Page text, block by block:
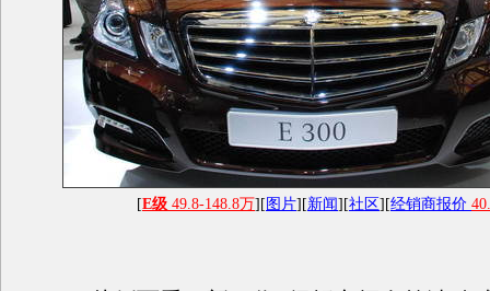
[E级 49.8-148.8万][ 图片][新闻][社区][经销商报价